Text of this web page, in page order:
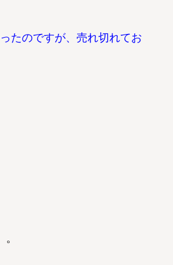
たのですが、売れ切れてお